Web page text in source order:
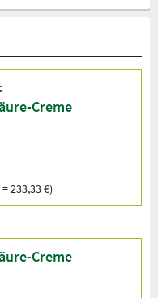
Creme
233,33 €)
Creme